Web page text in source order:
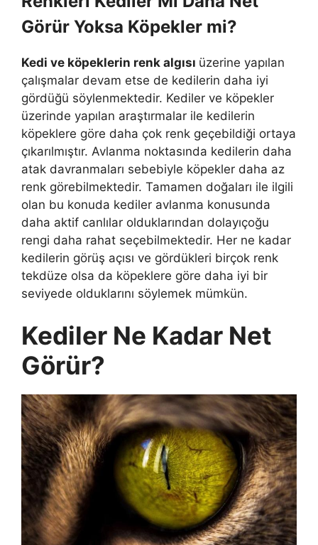
Görür Yoksa Köpekler mi?
Kedi ve köpeklerin renk algısı üzerine yapılan
çalışmalar devam etse de kedilerin daha iyi
gördüğü söylenmektedir. Kediler ve köpekler
üzerinde yapılan araştırmalar ile kedilerin
köpeklere göre daha çok renk geçebildiği ortaya
çıkarılmıştır. Avlanma noktasında kedilerin daha
atak davranmaları sebebiyle köpekler daha az
renk görebilmektedir. Tamamen doğaları ile ilgili
olan bu konuda kediler avlanma konusunda
daha aktif canlılar olduklarından dolayıçoğu
rengi daha rahat seçebilmektedir. Her ne kadar
kedilerin görüş açısı ve gördükleri birçok renk
tekdüze olsa da köpeklere göre daha iyi bir
seviyede olduklarını söylemek mümkün.
Kediler Ne Kadar Net
Görür?